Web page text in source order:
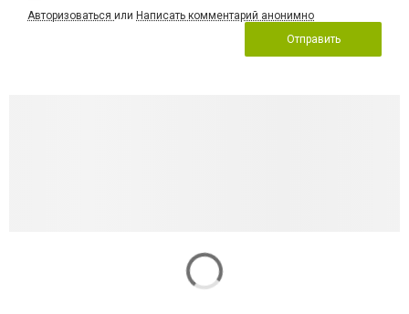
Авторизоваться или Написать комментарий анонимно
Отправить